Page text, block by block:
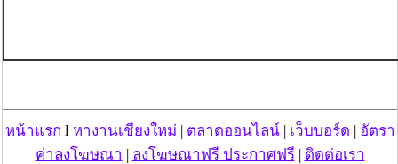
หน้าแรก l หางานเชียงใหม่ | ตลาดออนไลน์| เว็บบอร์ด | อัตรา
ค่าลงโฆษณา | ลงโฆษณาฟรี ประกาศฟรี| ติดต่อเรา